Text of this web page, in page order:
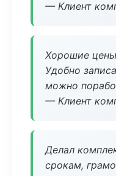
— Клиент
Хорошие
Удобно
можно
— Клиент
Делал
срокам,